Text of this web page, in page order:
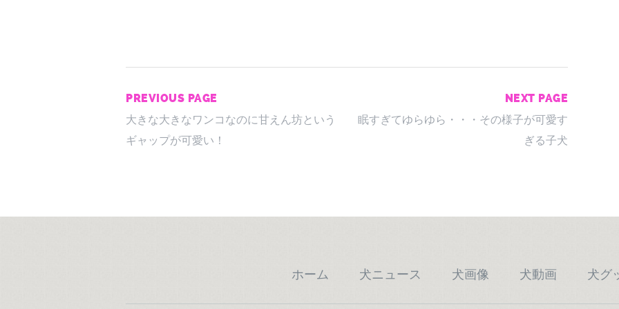
PREVIOUS PAGE
大きな大きなワンコなのに甘えん坊という
ギャップが可愛い！
NEXT PAGE
眠すぎてゆらゆら・・・その様子が可愛す
ぎる子犬
ホーム 犬ニュース 犬画像 犬動画 犬グ